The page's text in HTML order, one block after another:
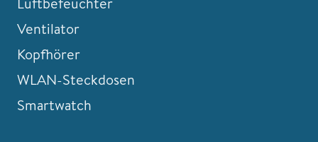
Ventilator
Kopfhörer
WLAN-Steckdosen
Smartwatch